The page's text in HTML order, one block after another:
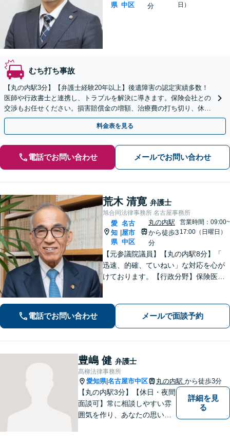
県 中区
分
日）
むち打ち事故
【丸の内駅3分】【弁護士経験20年以上】後遺障害の認定実績多数！
医師や行政書士と連携し、トラブルを解決に導きます。保険会社との
交渉もお任せください。損害賠償金の増額、治療費の打ち切り、休業
損害、示談交渉など幅広い分野に対応【初回面談無料】
料金表を見る
電話でお問い合わせ メールでお問い合わせ
荒木 清寛 弁護士
旭合同法律事務所 名古屋事務所
愛
知
県
名古
屋市
中区
丸の内駅
から徒歩3
分
営業時間：09:00~
17:00（日曜日）
【元参議院議員】【丸の内駅8分】「
迅速、的確、ていねい」な対応を心が
けております。【行政分野】保険医指
相談ください
電話でお問い合わせ メールで面談予約
豊嶋 健 弁護士
髙柳法律事務所
愛知県|名古屋市中区 丸の内駅 から徒歩3分
【丸の内駅3分】【休日・夜間
面談可】常に相談しやすい雰
囲気を作り、あなたの思いを
詳細を見
る